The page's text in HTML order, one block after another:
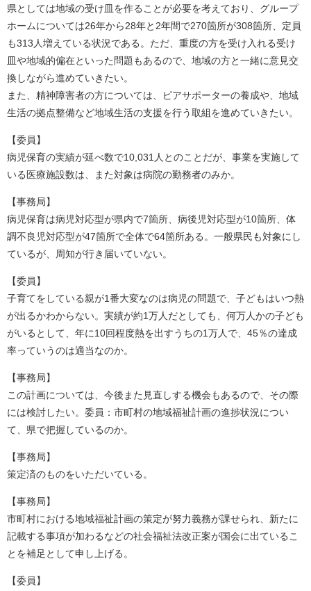
県としては地域の受け皿を作ることが必要を考えており、グループ
ホームについては26年から28年と2年間で270箇所が308箇所、定員
も313人増えている状況である。ただ、重度の方を受け入れる受け
皿や地域的偏在といった問題もあるので、地域の方と一緒に意見交
換しながら進めていきたい。
また、精神障害者の方については、ピアサポーターの養成や、地域
生活の拠点整備など地域生活の支援を行う取組を進めていきたい。
【委員】
病児保育の実績が延べ数で10,031人とのことだが、事業を実施して
いる医療施設数は、また対象は病院の勤務者のみか。
【事務局】
病児保育は病児対応型が県内で7箇所、病後児対応型が10箇所、体
調不良児対応型が47箇所で全体で64箇所ある。一般県民も対象にし
ているが、周知が行き届いていない。
【委員】
子育てをしている親が1番大変なのは病児の問題で、子どもはいつ熱
が出るかわからない。実績が約1万人だとしても、何万人かの子ども
がいるとして、年に10回程度熱を出すうちの1万人で、45％の達成
率っていうのは適当なのか。
【事務局】
この計画については、今後また見直しする機会もあるので、その際
には検討したい。委員：市町村の地域福祉計画の進捗状況につい
て、県で把握しているのか。
【事務局】
策定済のものをいただいている。
【事務局】
市町村における地域福祉計画の策定が努力義務が課せられ、新たに
記載する事項が加わるなどの社会福祉法改正案が国会に出ているこ
とを補足として申し上げる。
【委員】